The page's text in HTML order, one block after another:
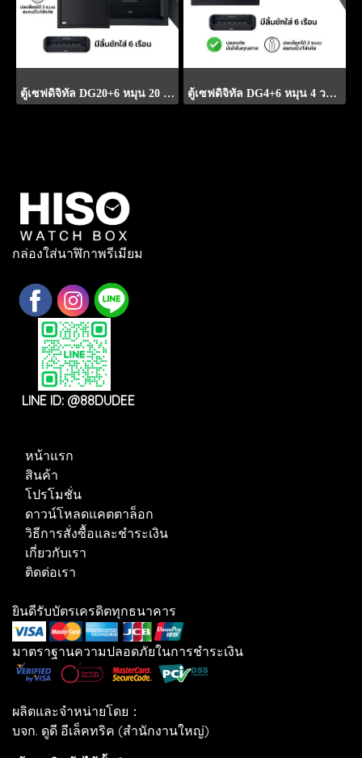
ตู้เซฟดิจิทัล DG20+6 หมุน 20 วาง 6 เรือน ตู้เซฟดิจิทัล DG4+6 หมุน 4 วาง 6 เรือน
กล่องใส่นาฬิกาพรีเมียม
LINE ID: @88DUDEE
หน้าแรก
สินค้า
โปรโมชั่น
ดาวน์โหลดแคตตาล็อก
วิธีการสั่งซื้อและชำระเงิน
เกี่ยวกับเรา
ติดต่อเรา
ยินดีรับบัตรเครดิตทุกธนาคาร
มาตราฐานความปลอดภัยในการชำระเงิน
ผลิตและจำหน่ายโดย：
บจก. ดูดี อีเล็คทริค (สำนักงานใหญ่)